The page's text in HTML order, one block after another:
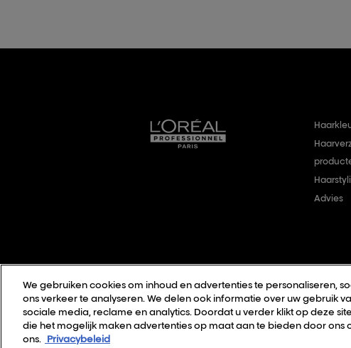
Advies
We gebruiken cookies om inhoud en advertenties te personaliseren,
ons verkeer te analyseren. We delen ook informatie over uw gebruik
sociale media, reclame en analytics. Doordat u verder klikt op deze
die het mogelijk maken advertenties op maat aan te bieden door
ons.
Privacybeleid